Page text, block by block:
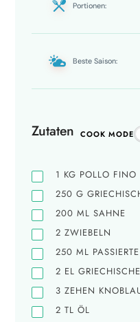
Portionen:
Beste Saison:
Zutaten COOK MODE
1 KG POLLO FINO
250 G
200 ML SAHNE
2 ZWIEBELN
250 ML
2 EL
3 ZEHEN
2 TL ÖL